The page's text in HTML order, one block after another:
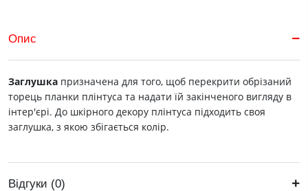
Опис
Заглушка призначена для того, щоб перекрити обрізаний
торець планки плінтуса та надати їй закінченого вигляду в
інтер'єрі. До шкірного декору плінтуса підходить своя
заглушка, з якою збігається колір.
Відгуки (0)